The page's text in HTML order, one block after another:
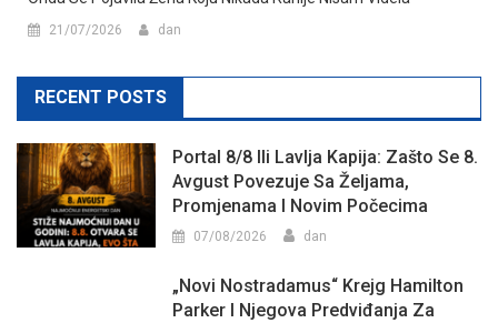
21/07/2026 dan
RECENT POSTS
Portal 8/8 Ili Lavlja Kapija: Zašto Se 8.
Avgust Povezuje Sa Željama,
Promjenama I Novim Počecima
07/08/2026 dan
„Novi Nostradamus“ Krejg Hamilton
Parker I Njegova Predviđanja Za